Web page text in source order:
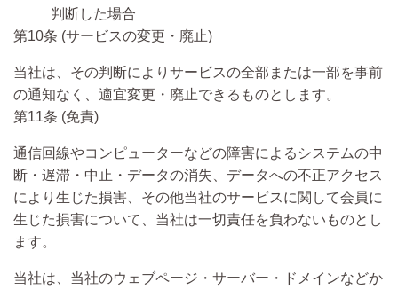
判断した場合
第10条 (サービスの変更・廃止)
当社は、その判断によりサービスの全部または一部を事前
の通知なく、適宜変更・廃止できるものとします。
第11条 (免責)
通信回線やコンピューターなどの障害によるシステムの中
断・遅滞・中止・データの消失、データへの不正アクセス
により生じた損害、その他当社のサービスに関して会員に
生じた損害について、当社は一切責任を負わないものとし
ます。
当社は、当社のウェブページ・サーバー・ドメインなどか